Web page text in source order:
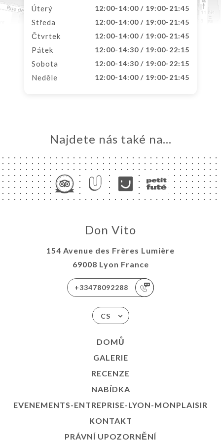
Úterý 12:00-14:00 / 19:00-21:45
Středa 12:00-14:00 / 19:00-21:45
Čtvrtek 12:00-14:00 / 19:00-21:45
Pátek 12:00-14:30 / 19:00-22:15
Sobota 12:00-14:30 / 19:00-22:15
Neděle 12:00-14:00 / 19:00-21:45
Najdete nás také na...
Don Vito
154 Avenue des Frères Lumière
69008 Lyon France
+33478092288
CS
DOMŮ
GALERIE
RECENZE
NABÍDKA
EVENEMENTS-ENTREPRISE-LYON-MONPLAISIR
KONTAKT
PRÁVNÍ UPOZORNĚNÍ